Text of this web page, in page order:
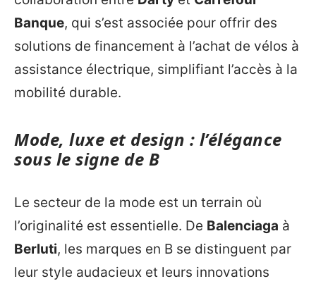
Banque, qui s’est associée pour offrir des
solutions de financement à l’achat de vélos à
assistance électrique, simplifiant l’accès à la
mobilité durable.
Mode, luxe et design : l’élégance
sous le signe de B
Le secteur de la mode est un terrain où
l’originalité est essentielle. De Balenciaga à
Berluti, les marques en B se distinguent par
leur style audacieux et leurs innovations